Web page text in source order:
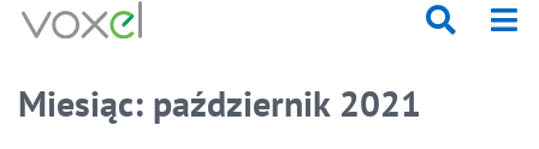
Miesiąc: październik 2021